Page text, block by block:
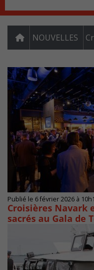
NOUVELLES
Publié le 6 février 2026 à
Croisières Navark
sacrés au Gala de